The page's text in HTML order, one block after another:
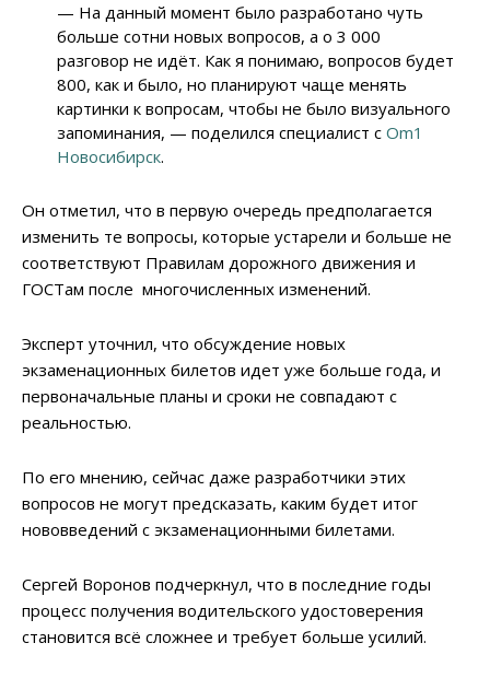
— На данный момент было разработано чуть
больше сотни новых вопросов, а о 3 000
разговор не идёт. Как я понимаю, вопросов будет
800, как и было, но планируют чаще менять
картинки к вопросам, чтобы не было визуального
запоминания, — поделился специалист сOm1
Новосибирск.
Он отметил, что в первую очередь предполагается
изменить те вопросы, которые устарели и больше не
соответствуют Правилам дорожного движения и
ГОСТам после многочисленных изменений.
Эксперт уточнил, что обсуждение новых
экзаменационных билетов идет уже больше года, и
первоначальные планы и сроки не совпадают с
реальностью.
По его мнению, сейчас даже разработчики этих
вопросов не могут предсказать, каким будет итог
нововведений с экзаменационными билетами.
Сергей Воронов подчеркнул, что в последние годы
процесс получения водительского удостоверения
становится всё сложнее и требует больше усилий.